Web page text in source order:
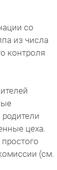
со
из числа
контроля
цеха.
(см.